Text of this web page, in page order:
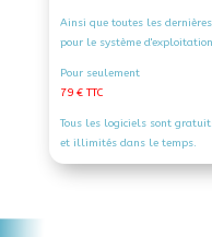
Ainsi que toutes les
pour le système
Pour seulement
79 € TTC
Tous les logiciels sont
et illimités dans le temps.